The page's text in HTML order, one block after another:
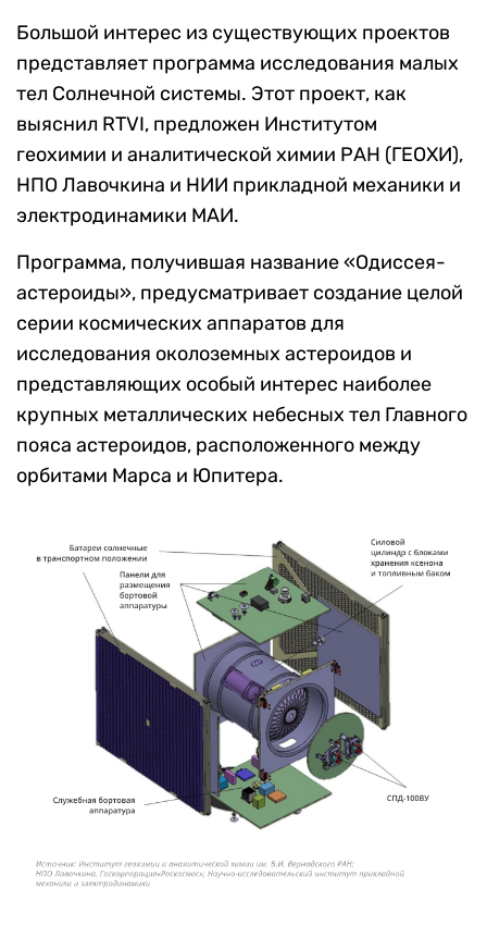
Большой интерес из существующих проектов
представляет программа исследования малых
тел Солнечной системы. Этот проект, как
выяснил RTVI, предложен Институтом
геохимии и аналитической химии РАН (ГЕОХИ),
НПО Лавочкина и НИИ прикладной механики и
электродинамики МАИ.
Программа, получившая название «Одиссея-
астероиды», предусматривает создание целой
серии космических аппаратов для
исследования околоземных астероидов и
представляющих особый интерес наиболее
крупных металлических небесных тел Главного
пояса астероидов, расположенного между
орбитами Марса и Юпитера.